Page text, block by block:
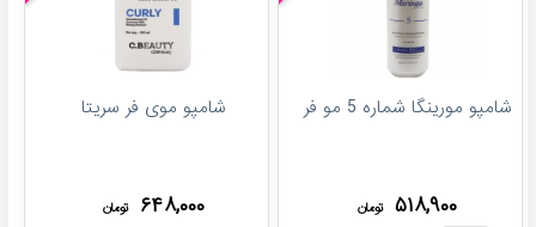
شامپو مورینگا شماره 5 مو فر
۵۱۸,۹۰۰
تومان
شامپو موی فر سریتا
۶۴۸,۰۰۰ تومان